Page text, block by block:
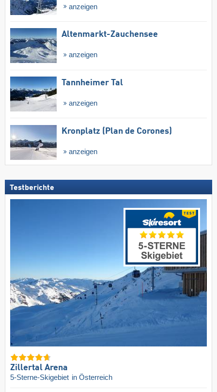
anzeigen
Altenmarkt-Zauchensee
anzeigen
Tannheimer Tal
anzeigen
Kronplatz (Plan de Corones)
anzeigen
Testberichte
Zillertal Arena
5-Sterne-Skigebiet in Österreich